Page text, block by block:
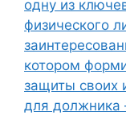
одну из
физического
котором
защиты своих
для должника